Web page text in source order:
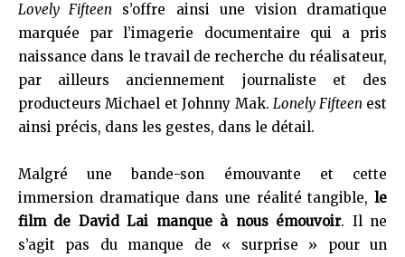
Lovely Fifteen s’offre ainsi une vision dramatique
marquée par l’imagerie documentaire qui a pris
naissance dans le travail de recherche du réalisateur,
par ailleurs anciennement journaliste et des
producteurs Michael et Johnny Mak.Lonely Fifteen est
ainsi précis, dans les gestes, dans le détail.
Malgré une bande-son émouvante et cette
immersion dramatique dans une réalité tangible, le
film de David Lai manque à nous émouvoir. Il ne
s’agit pas du manque de « surprise » pour un